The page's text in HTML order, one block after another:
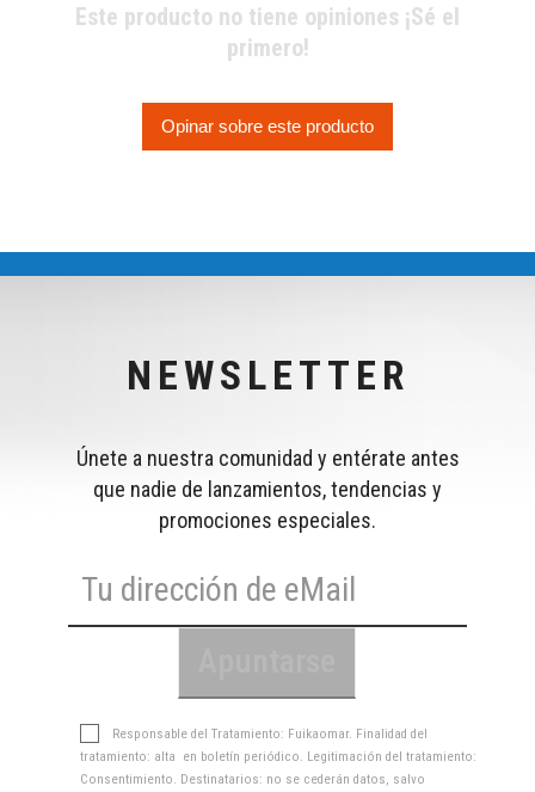
Este producto no tiene opiniones ¡Sé el
primero!
Opinar sobre este producto
NEWSLETTER
Únete a nuestra comunidad y entérate antes
que nadie de lanzamientos, tendencias y
promociones especiales.
Responsable del Tratamiento: Fuikaomar. Finalidad del
tratamiento: alta en boletín periódico. Legitimación del tratamiento:
Consentimiento. Destinatarios: no se cederán datos, salvo